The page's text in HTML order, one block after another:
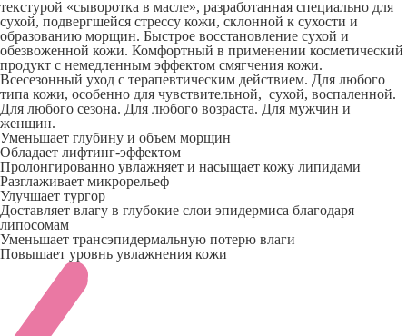
текстурой «сыворотка в масле», разработанная специально для
сухой, подвергшейся стрессу кожи, склонной к сухости и
образованию морщин. Быстрое восстановление сухой и
обезвоженной кожи. Комфортный в применении косметический
продукт с немедленным эффектом смягчения кожи.
Всесезонный уход с терапевтическим действием. Для любого
типа кожи, особенно для чувствительной, сухой, воспаленной.
Для любого сезона. Для любого возраста. Для мужчин и
женщин.
Уменьшает глубину и объем морщин
Обладает лифтинг-эффектом
Пролонгированно увлажняет и насыщает кожу липидами
Разглаживает микрорельеф
Улучшает тургор
Доставляет влагу в глубокие слои эпидермиса благодаря
липосомам
Уменьшает трансэпидермальную потерю влаги
Повышает уровнь увлажнения кожи